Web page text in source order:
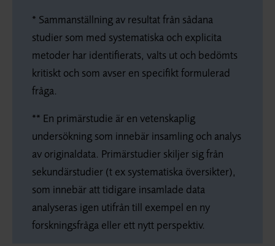
* Sammanställning av resultat från sådana
studier som med systematiska och explicita
metoder har identifierats, valts ut och bedömts
kritiskt och som avser en specifikt formulerad
fråga.
** En primärstudie är en vetenskaplig
undersökning som innebär insamling och analys
av originaldata. Primärstudier skiljer sig från
sekundärstudier (t ex systematiska översikter),
som innebär att tidigare insamlade data
analyseras igen utifrån till exempel en ny
forskningsfråga eller ett nytt perspektiv.